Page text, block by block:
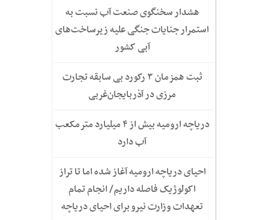
هشدار سخنگوی صنعت آب نسبت به
استمرار جنایات جنگی علیه زیرساخت‌های
آبی کشور
ثبت همزمان ۳ رکورد بی سابقه تجارت
مرزی در آذربایجان‌غربی
دریاچه ارومیه بیش از ۴ میلیارد مترمکعب
آب دارد
احیای دریاچه ارومیه آغاز شده اما تا تراز
اکولوژیک فاصله داریم/ انجام تمام
تعهدات وزارت نیرو برای احیای دریاچه